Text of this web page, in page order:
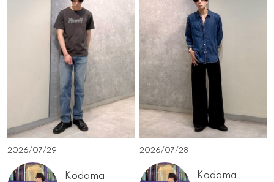
2026/07/29
Kodama
2026/07/28
Kodama